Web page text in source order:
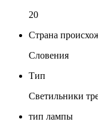
20
Страна
Словения
Тип
Светильники
тип лампы